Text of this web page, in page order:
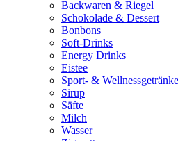
Backwaren & Riegel
Schokolade & Dessert
Bonbons
Soft-Drinks
Energy Drinks
Eistee
Sport- & Wellnessgetränke
Sirup
Säfte
Milch
Wasser